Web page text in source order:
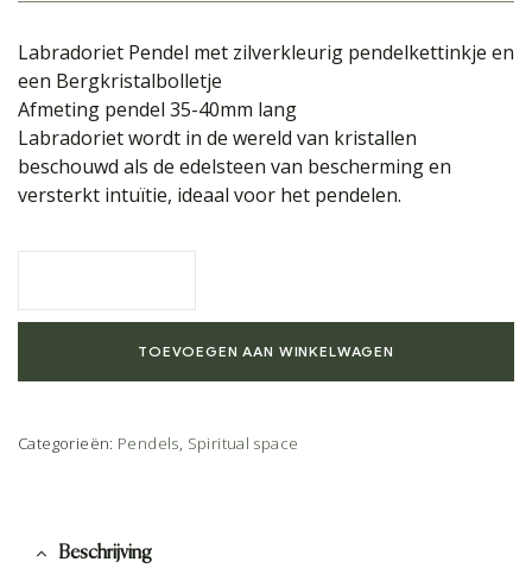
Labradoriet Pendel met zilverkleurig pendelkettinkje en
een Bergkristalbolletje
Afmeting pendel 35-40mm lang
Labradoriet wordt in de wereld van kristallen
beschouwd als de edelsteen van bescherming en
versterkt intuïtie, ideaal voor het pendelen.
TOEVOEGEN AAN WINKELWAGEN
Categorieën: Pendels, Spiritual space
Beschrijving